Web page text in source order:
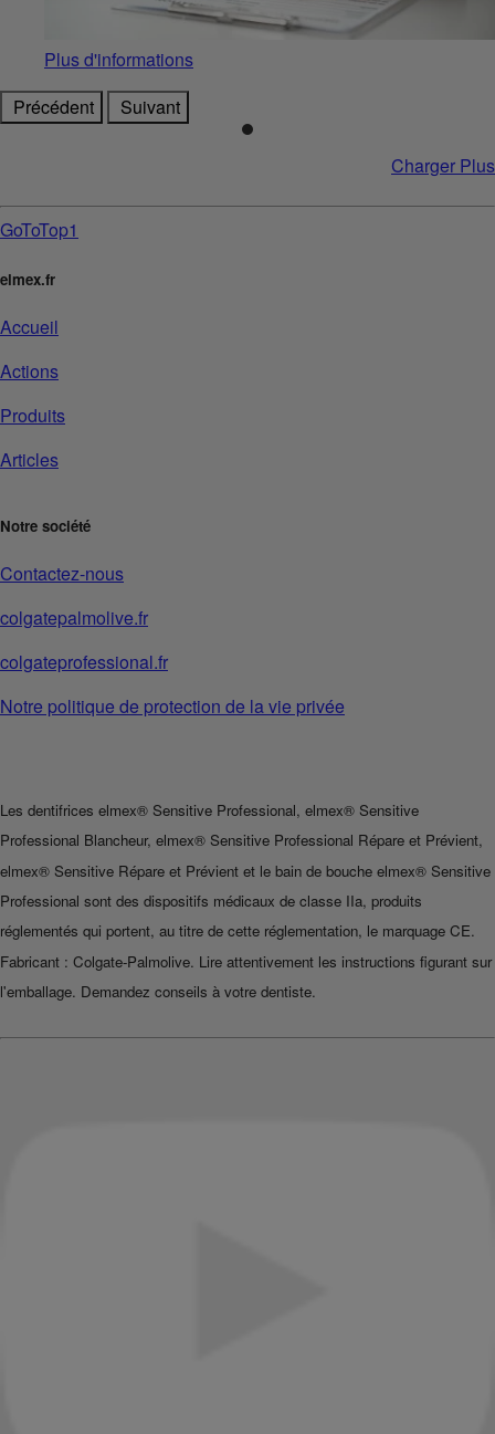
Plus d'informations
Précédent
Suivant
Charger Plus
GoToTop1
elmex.fr
Accueil
Actions
Produits
Articles
Notre société
Contactez-nous
colgatepalmolive.fr
colgateprofessional.fr
Notre politique de protection de la vie privée
Les dentifrices elmex® Sensitive Professional, elmex® Sensitive
Professional Blancheur, elmex® Sensitive Professional Répare et Prévient,
elmex® Sensitive Répare et Prévient et le bain de bouche elmex® Sensitive
Professional sont des dispositifs médicaux de classe IIa, produits
réglementés qui portent, au titre de cette réglementation, le marquage CE.
Fabricant : Colgate-Palmolive. Lire attentivement les instructions figurant sur
l'emballage. Demandez conseils à votre dentiste.